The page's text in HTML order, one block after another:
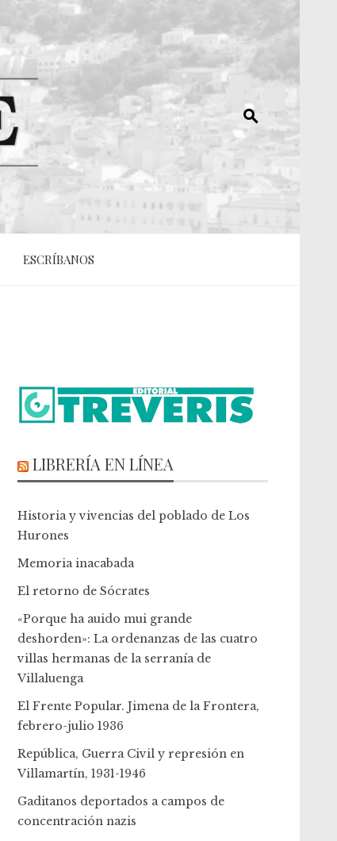
ESCRÍBANOS
LIBRERÍA EN LÍNEA
Historia y vivencias del poblado de Los
Hurones
Memoria inacabada
El retorno de Sócrates
«Porque ha auido mui grande
deshorden»: La ordenanzas de las cuatro
villas hermanas de la serranía de
Villaluenga
El Frente Popular. Jimena de la Frontera,
febrero-julio 1936
República, Guerra Civil y represión en
Villamartín, 1931-1946
Gaditanos deportados a campos de
concentración nazis